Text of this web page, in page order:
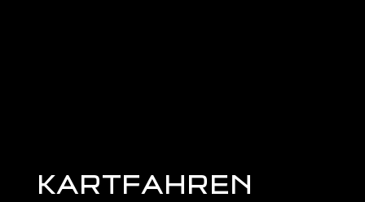
KARTFAHREN